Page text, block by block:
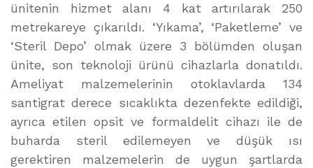
ünitenin hizmet alanı 4 kat artırılarak 250
metrekareye çıkarıldı. ‘Yıkama’, ‘Paketleme’ ve
‘Steril Depo’ olmak üzere 3 bölümden oluşan
ünite, son teknoloji ürünü cihazlarla donatıldı.
Ameliyat malzemelerinin otoklavlarda 134
santigrat derece sıcaklıkta dezenfekte edildiği,
ayrıca etilen opsit ve formaldelit cihazı ile de
buharda steril edilemeyen ve düşük ısı
gerektiren malzemelerin de uygun şartlarda